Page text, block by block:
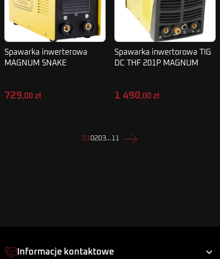
Spawarka inwerterowa
MAGNUM SNAKE
729,00 zł
Spawarka inwertorowa TIG
DC THF 201P MAGNUM
1 490,00 zł
010203…11
Informacje kontaktowe 